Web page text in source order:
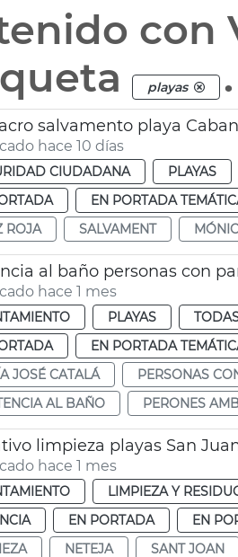
con
playas .
salvamento playa
hace 10 días
CIUDADANA PLAYAS
EN PORTADA
ROJA
SALVAMENT
al baño personas con
hace 1 mes
PLAYAS
EN PORTADA
JOSÉ CATALÁ
PERSONAS
AL BAÑO
PERONES
limpieza playas San
hace 1 mes
LIMPIEZA Y
EN PORTADA EN
NETEJA SANT JOAN